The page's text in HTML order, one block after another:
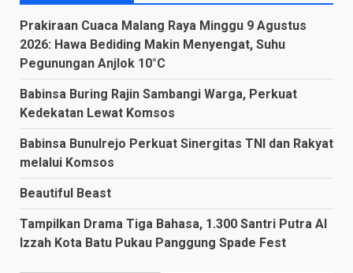
Prakiraan Cuaca Malang Raya Minggu 9 Agustus
2026: Hawa Bediding Makin Menyengat, Suhu
Pegunungan Anjlok 10°C
Babinsa Buring Rajin Sambangi Warga, Perkuat
Kedekatan Lewat Komsos
Babinsa Bunulrejo Perkuat Sinergitas TNI dan Rakyat
melalui Komsos
Beautiful Beast
Tampilkan Drama Tiga Bahasa, 1.300 Santri Putra Al
Izzah Kota Batu Pukau Panggung Spade Fest